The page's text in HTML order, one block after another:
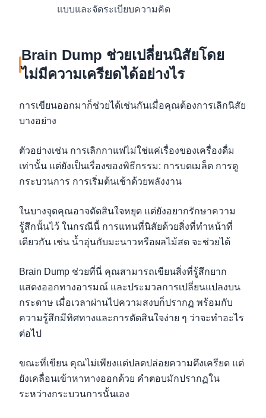
แบบและจัดระเบียบความคิด
Brain Dump ช่วยเปลี่ยนนิสัยโดย
ไม่มีความเครียดได้อย่างไร
การเขียนออกมาก็ช่วยได้เช่นกันเมื่อคุณต้องการเลิกนิสัย
บางอย่าง
ตัวอย่างเช่น การเลิกกาแฟไม่ใช่แค่เรื่องของเครื่องดื่ม
เท่านั้น แต่ยังเป็นเรื่องของพิธีกรรม: การบดเมล็ด การดู
กระบวนการ การเริ่มต้นเช้าด้วยพลังงาน
ในบางจุดคุณอาจตัดสินใจหยุด แต่ยังอยากรักษาความ
รู้สึกนั้นไว้ ในกรณีนี้ การแทนที่นิสัยด้วยสิ่งที่ทำหน้าที่
เดียวกัน เช่น น้ำอุ่นกับมะนาวหรือผลไม้สด จะช่วยได้
Brain Dump ช่วยที่นี่ คุณสามารถเขียนสิ่งที่รู้สึกยาก
แสดงออกทางอารมณ์ และประมวลการเปลี่ยนแปลงบน
กระดาษ เมื่อเวลาผ่านไปความสงบก็ปรากฏ พร้อมกับ
ความรู้สึกมีทิศทางและการตัดสินใจง่าย ๆ ว่าจะทำอะไร
ต่อไป
ขณะที่เขียน คุณไม่เพียงแต่ปลดปล่อยความตึงเครียด แต่
ยังเคลื่อนเข้าหาทางออกด้วย คำตอบมักปรากฏใน
ระหว่างกระบวนการนั้นเอง